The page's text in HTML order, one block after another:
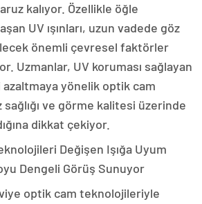
kalıyor. Özellikle öğle
UV ışınları, uzun vadede göz
önemli çevresel faktörler
Uzmanlar, UV koruması sağlayan
yönelik optik cam
ve görme kalitesi üzerinde
dikkat çekiyor.
Değişen Işığa Uyum
Dengeli Görüş Sunuyor
optik cam teknolojileriyle